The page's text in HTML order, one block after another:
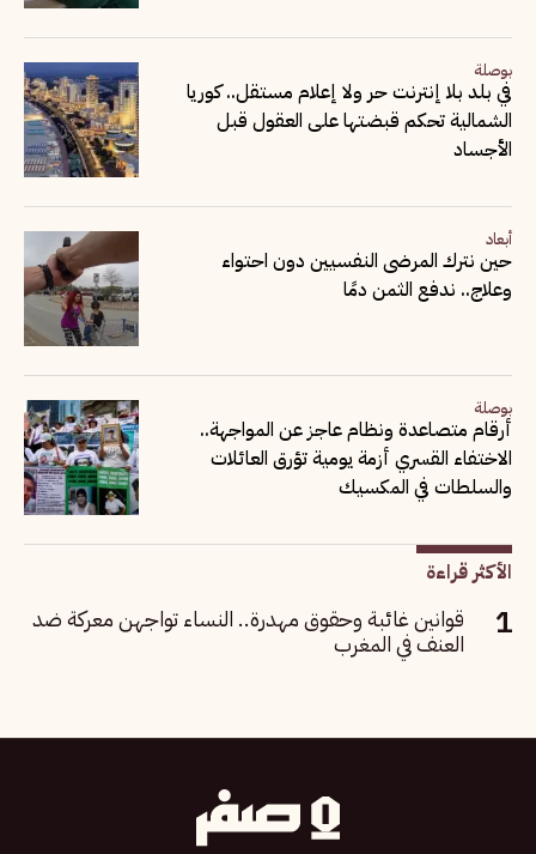
بوصلة
في بلد بلا إنترنت حر ولا إعلام مستقل.. كوريا
الشمالية تحكم قبضتها على العقول قبل
الأجساد
أبعاد
حين نترك المرضى النفسيين دون احتواء
وعلاج.. ندفع الثمن دمًا
بوصلة
أرقام متصاعدة ونظام عاجز عن المواجهة..
الاختفاء القسري أزمة يومية تؤرق العائلات
والسلطات في المكسيك
الأكثر قراءة
قوانين غائبة وحقوق مهدرة.. النساء تواجهن معركة ضد
العنف في المغرب